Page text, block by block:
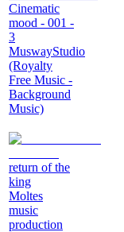
Cinematic
mood - 001 -
3
MuswayStudio
(Royalty
Free Music -
Background
Music)
return of the
king
Moltes
music
production